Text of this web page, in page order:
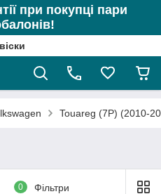
при покупці пари
Touareg (7P) (2010-
0 Фільтри